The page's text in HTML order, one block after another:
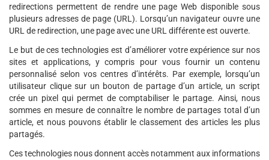
redirections permettent de rendre une page Web disponible sous
plusieurs adresses de page (URL). Lorsqu’un navigateur ouvre une
URL de redirection, une page avec une URL différente est ouverte.
Le but de ces technologies est d’améliorer votre expérience sur nos
sites et applications, y compris pour vous fournir un contenu
personnalisé selon vos centres d’intérêts. Par exemple, lorsqu’un
utilisateur clique sur un bouton de partage d’un article, un script
crée un pixel qui permet de comptabiliser le partage. Ainsi, nous
sommes en mesure de connaître le nombre de partages total d’un
article, et nous pouvons établir le classement des articles les plus
partagés.
Ces technologies nous donnent accès notamment aux informations